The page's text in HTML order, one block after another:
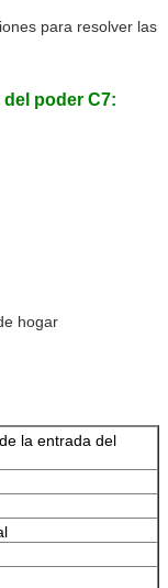
para resolver las
poder C7:
hogar
la entrada del